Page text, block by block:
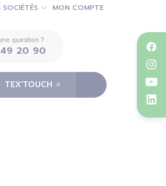
MON COMPTE
SOCIÉTÉS
question ?
20 90
TEX'TOUCH ⭐️